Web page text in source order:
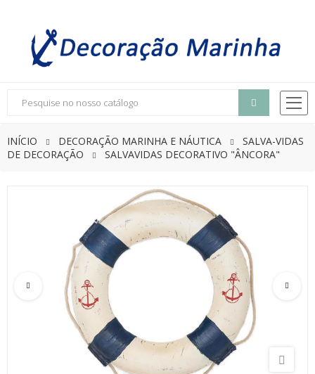
INÍCIO DECORAÇÃO MARINHA E NÁUTICA
SALVA-VIDAS
DE DECORAÇÃO
SALVAVIDAS DECORATIVO "ÂNCORA"